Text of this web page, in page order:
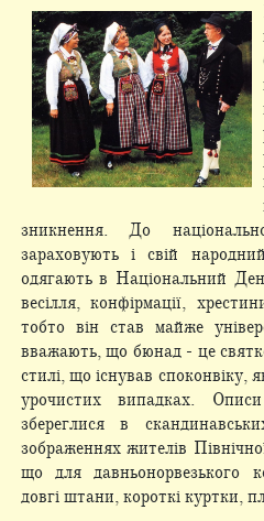
зникнення. До
зараховують і свій
одягають в Національний
весілля, конфірмації,
тобто він став майже
вважають, що бюнад - це
стилі, що існував споконвіку,
урочистих випадках.
збереглися в
зображеннях жителів
що для давньонорвезького
довгі штани, короткі куртки,